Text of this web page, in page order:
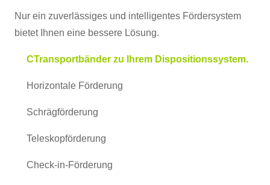
Nur ein zuverlässiges und intelligentes Fördersystem
bietet Ihnen eine bessere Lösung.
CTransportbänder zu Ihrem Dispositionssystem.
Horizontale Förderung
Schrägförderung
Teleskopförderung
Check-in-Förderung